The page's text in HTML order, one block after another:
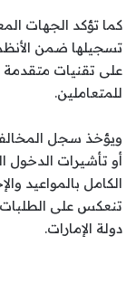
كما تؤكد الجهات
تسجيلها ضمن
على تقنيات متقدمة
للمتعاملين.
ويؤخذ سجل
أو تأشيرات الدخول
الكامل بالمواعيد
تنعكس على الطلبات
دولة الإمارات.